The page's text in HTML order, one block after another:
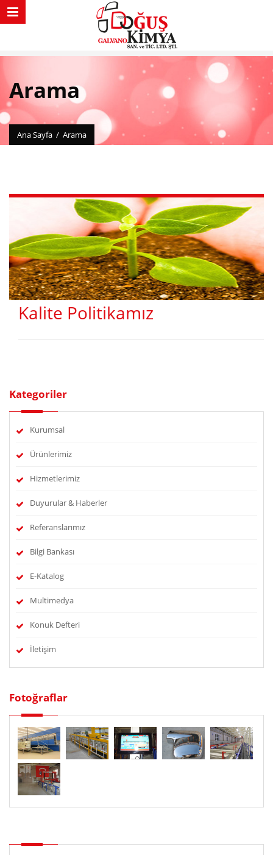
Arama
Ana Sayfa / Arama
Kalite Politikamız
Kategoriler
Kurumsal
Ürünlerimiz
Hizmetlerimiz
Duyurular & Haberler
Referanslarımız
Bilgi Bankası
E-Katalog
Multimedya
Konuk Defteri
İletişim
Fotoğraflar